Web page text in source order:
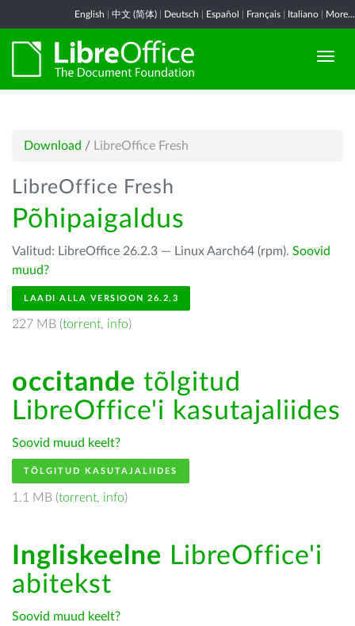
English 中文 (简体) Deutsch Español Français Italiano More...
Download / LibreOffice Fresh
LibreOffice Fresh
Põhipaigaldus
Valitud: LibreOffice 26.2.3 — Linux Aarch64 (rpm). Soovid
muud?
LAADI ALLA VERSIOON 26.2.3
227 MB (torrent, info)
occitande tõlgitud
LibreOffice'i kasutajaliides
Soovid muud keelt?
TÕLGITUD KASUTAJALIIDES
1.1 MB (torrent, info)
Ingliskeelne LibreOffice'i
abitekst
Soovid muud keelt?